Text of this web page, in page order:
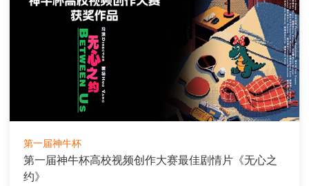
第一届神牛杯
第一届神牛杯高校视频创作大赛最佳剧情片《无心之
约》